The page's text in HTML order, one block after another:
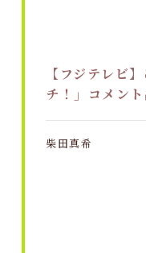
【フジテレビ
チ！」コメン
柴田真希